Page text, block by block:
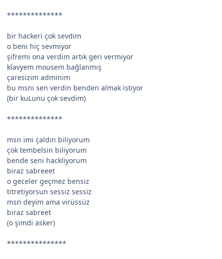
**************
bir hackeri çok sevdim
o beni hiç sevmiyor
şifremi ona verdim artık geri vermiyor
klavyem mousem bağlanmış
çaresizim adminim
bu msni sen verdin benden almak istiyor
(bir kuLunu çok sevdim)
**************
msn imi çaldın biliyorum
çok tembelsin biliyorum
bende seni hackliyorum
biraz sabreeet
o geceler geçmez bensiz
titretiyorsun sessiz sessiz
msn deyim ama virüssüz
biraz sabreet
(o şimdi asker)
***************